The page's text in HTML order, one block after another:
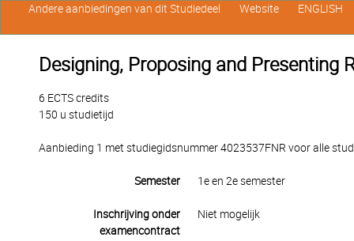
Designing, Proposing and Presenting
6 ECTS credits
150 u studietijd
Aanbieding 1 met studiegidsnummer 4023537FNR voor alle
Semester 1e en 2e semester
Inschrijving onder
examencontract
Niet mogelijk
Andere aanbiedingen van dit Studiedeel Website ENGLISH